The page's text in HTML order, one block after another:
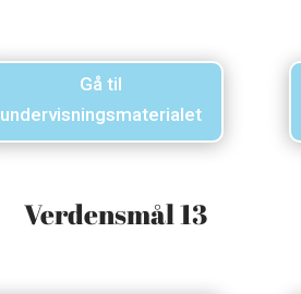
Gå til
undervisningsmaterialet
Verdensmål 13